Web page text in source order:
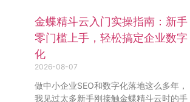
金蝶精斗云入门实操指南：新手
零门槛上手，轻松搞定企业数字
化
2026-08-07
做中小企业SEO和数字化落地这么多年，
我见过太多新手刚接触金蝶精斗云时的手